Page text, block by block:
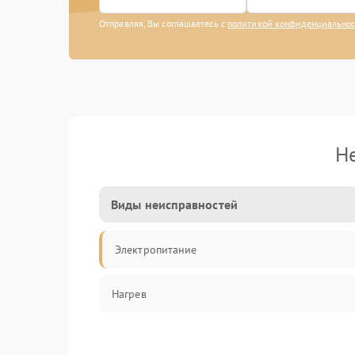
Отправляя, Вы соглашаетесь с политикой
Виды неисправностей
Электропитание
Нагрев